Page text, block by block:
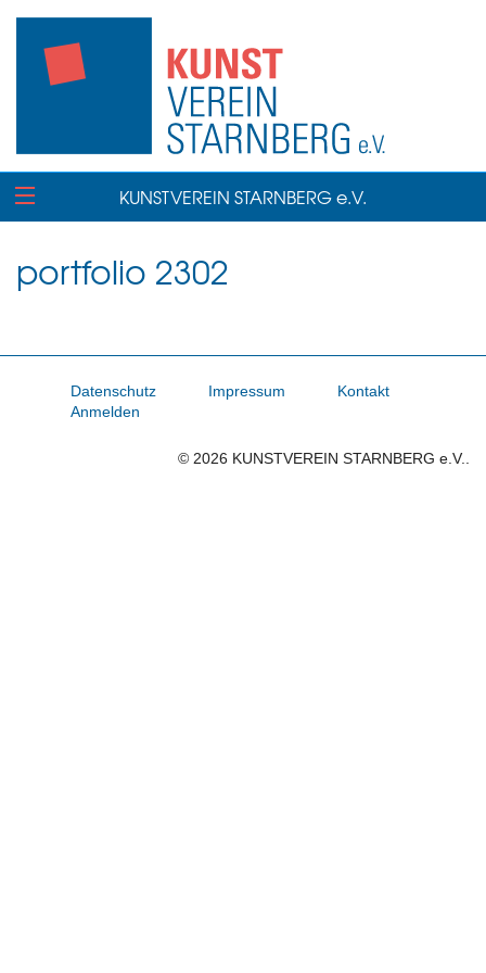
KUNSTVEREIN STARNBERG e.V.
portfolio 2302
Datenschutz Impressum
Kontakt
Anmelden
© 2026 KUNSTVEREIN STARNBERG e.V..